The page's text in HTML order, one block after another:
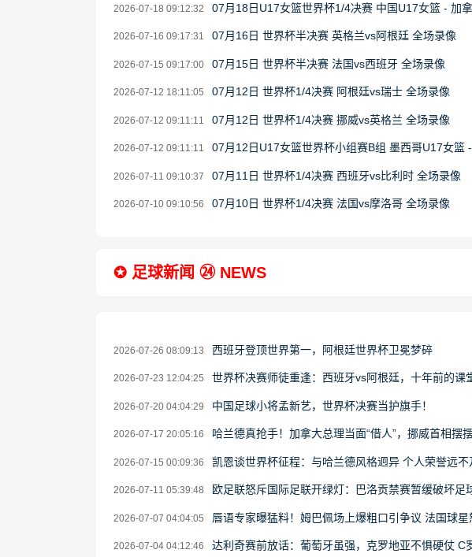
2026-07-18 09:12:32 07月18日U17女篮世界杯1/4决赛 中国U17女篮 - 加
2026-07-16 09:17:31 07月16日 世界杯半决赛 英格兰vs阿根廷 全场录像
2026-07-15 09:17:00 07月15日 世界杯半决赛 法国vs西班牙 全场录像
2026-07-12 18:11:05 07月12日 世界杯1/4决赛 阿根廷vs瑞士 全场录像
2026-07-12 09:11:11 07月12日 世界杯1/4决赛 挪威vs英格兰 全场录像
2026-07-12 09:11:11 07月12日U17女篮世界杯小组赛B组 墨西哥U17女篮
2026-07-11 09:10:37 07月11日 世界杯1/4决赛 西班牙vs比利时 全场录像
2026-07-10 09:10:56 07月10日 世界杯1/4决赛 法国vs摩洛哥 全场录像
✪ 足球新闻 ㉔ NEWS
2026-07-26 08:09:13 西班牙登顶世界第一，阿根廷世界杯卫冕梦碎
2026-07-23 12:04:25 世界杯决赛师徒重逢：西班牙vs阿根廷，十年前的课
2026-07-20 04:04:29 中国足球小将孟新艺，世界杯决赛当护旗手！
2026-07-17 20:05:16 哈兰德真抢手！加拿大总理当面“借人”，挪威首相摆
2026-07-15 00:09:36 凯恩谈世界杯征程：与哈兰德风格迥异 个人荣誉远
2026-07-11 05:39:48 欧足联怒斥国际足联开绿灯：巴洛贡禁赛暂缓破坏足
2026-07-07 04:04:05 唇语专家曝猛料！姆巴佩场上爆粗口引争议 法国球
2026-07-04 04:12:46 达利奇赛前放话：葡萄牙虽强，克罗地亚不惧硬仗 C